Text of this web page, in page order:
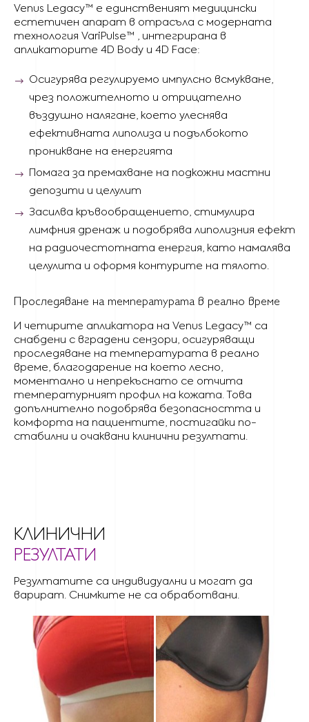
Venus Legacy™ е единственият медицински
естетичен апарат в отрасъла с модерната
технология VariPulse™ , интегрирана в
апликаторите 4D Body и 4D Face:
Осигурява регулируемо импулсно всмукване,
чрез положителното и отрицателно
въздушно налягане, което улеснява
ефективната липолиза и подълбокото
проникване на енергията
Помага за премахване на подкожни мастни
депозити и целулит
Засилва кръвообращението, стимулира
лимфния дренаж и подобрява липолизния ефект
на радиочестотната енергия, като намалява
целулита и оформя контурите на тялото.
Проследяване на температурата в реално време
И четирите апликатора на Venus Legacy™ са
снабдени с вградени сензори, осигуряващи
проследяване на температурата в реално
време, благодарение на което лесно,
моментално и непрекъснато се отчита
температурният профил на кожата. Това
допълнително подобрява безопасността и
комфорта на пациентите, постигайки по-
стабилни и очаквани клинични резултати.
КЛИНИЧНИ
РЕЗУЛТАТИ
Резултатите са индивидуални и могат да
варират. Снимките не са обработвани.